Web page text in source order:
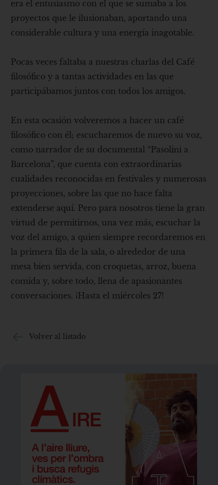
era el entusiasmo con el que se sumaba a los
proyectos que le ilusionaban, aportando una
considerable cultura y una energía inagotable.
Pocas veces faltaba a nuestras charlas del Café
filosófico y a tantas actividades en las que
participábamos juntos con todos los amigos.
En esta ocasión volveremos a hacer un café
filosófico con él; escucharemos de nuevo su voz,
como narrador de su documental “Pasolini a
Barcelona”, que cuenta con extraordinarias
cualidades reconocidas en festivales y numerosas
proyecciones, sobre las que no hace falta
extenderse aquí. Pero para nosotros tiene la gran
virtud de permitirnos, una vez más, escuchar la
voz del amigo, a quien siempre recordaremos en
la primera fila de la sala, o alrededor de una
mesa bien servida, con croquetas, arroz, buena
comida y, sobre todo, llena de apasionantes
conversaciones. ¡Hasta el miércoles 27!
Volver al listado